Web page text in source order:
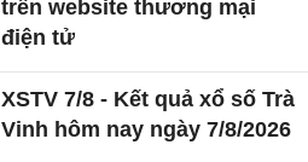
trên website thương mại
điện tử
XSTV 7/8 - Kết quả xổ số Trà
Vinh hôm nay ngày 7/8/2026